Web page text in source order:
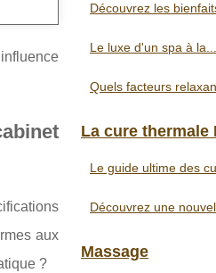
aux
?
Découvrez les
Le luxe d'un spa à la...
Quels facteurs
La cure thermale
Le guide ultime des
Découvrez une
Massage